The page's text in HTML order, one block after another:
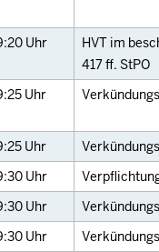
Uhr
HVT im
417 ff. StPO
Uhr
Uhr
Uhr
Uhr
Uhr